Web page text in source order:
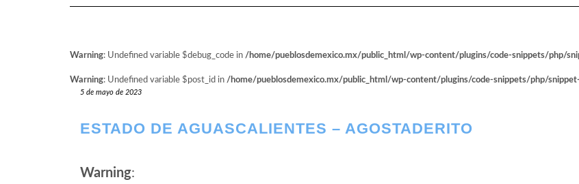
Warning: Undefined variable $debug_code in /home/pueblosdemexico.mx/public_html/wp-content/plugins/code-snippets/php/
Warning: Undefined variable $post_id in /home/pueblosdemexico.mx/public_html/wp-content/plugins/code-snippets/php/
5 de mayo de 2023
ESTADO DE AGUASCALIENTES – AGOSTADERITO
Warning: